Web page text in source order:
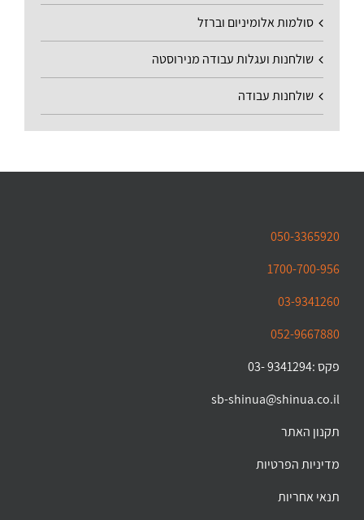
סולמות אלומיניום וברזל
שולחנות ועגלות עבודה מנירוסטה
שולחנות עבודה
050-3365920
1700-700-956
03-9341260
052-9667880
פקס :9341294 -03
sb-shinua@shinua.co.il
תקנון האתר
מדיניות הפרטיות
תנאי אחריות